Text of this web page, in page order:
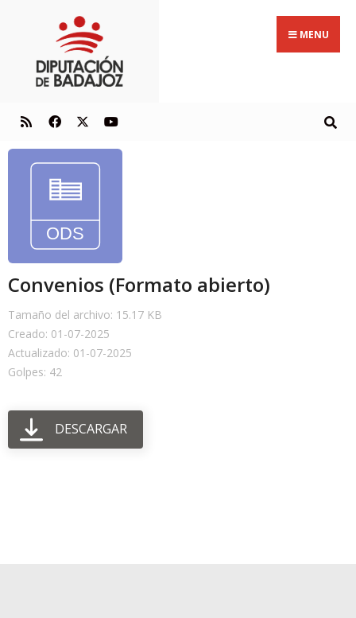
MENU
Convenios (Formato abierto)
Tamaño del archivo: 15.17 KB
Creado: 01-07-2025
Actualizado: 01-07-2025
Golpes: 42
DESCARGAR